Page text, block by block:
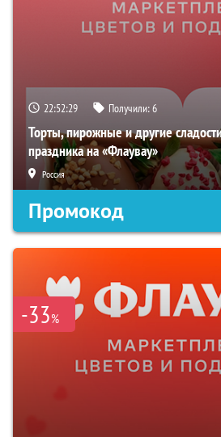
22:52:27 Получили:6
Торты, пирожные и другие
праздника на «Флаувау»
Россия
Промокод
-33%